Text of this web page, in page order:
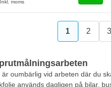
You're
1 Sida
2 3
, är oumbärlig vid arbeten där du
används dagligen på bilar,